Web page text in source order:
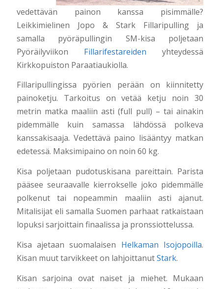
vedettävän painon kanssa pisimmälle?
Leikkimielinen Jopo & Stark Fillaripulling ja
samalla pyöräpullingin SM-kisa poljetaan
Pyöräilyviikon Fillarifestareiden yhteydessä
Kirkkopuiston Paraatiaukiolla.
Fillaripullingissa pyörien perään on kiinnitetty
painoketju. Tarkoitus on vetää ketju noin 30
metrin matka maaliin asti (full pull) – tai ainakin
pidemmälle kuin samassa lähdössä polkeva
kanssakisaaja. Vedettävä paino lisääntyy matkan
edetessä. Maksimipaino on noin 60 kg.
Kisa poljetaan pudotuskisana pareittain. Parista
pääsee seuraavalle kierrokselle joko pidemmälle
polkenut tai nopeammin maaliin asti ajanut.
Mitalisijat eli samalla Suomen parhaat ratkaistaan
lopuksi sarjoittain finaalissa ja pronssiottelussa.
Kisa ajetaan suomalaisen Helkaman Isojopoilla.
Kisan muut tarvikkeet on lahjoittanutStark.
Kisan sarjoina ovat naiset ja miehet. Mukaan